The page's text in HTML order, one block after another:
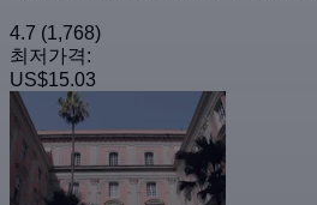
4.7 (1,768)
최저가격:
US$15.03